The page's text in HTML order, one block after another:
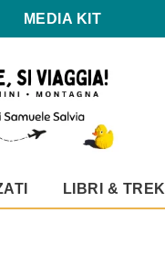
MEDIA KIT
LIBRI &